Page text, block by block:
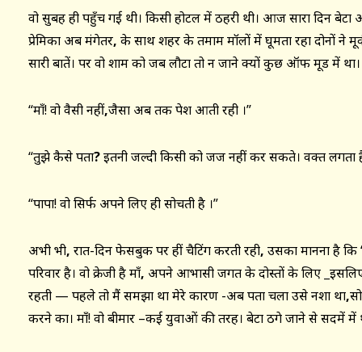
वो सुबह ही पहुँच गई थी। किसी होटल में ठहरी थी। आज सारा दिन बेटा
प्रेमिका अब मंगेतर, के साथ शहर के तमाम मॉलों में घूमता रहा दोनों ने
सारी बातें। पर वो शाम को जब लौटा तो न जाने क्यों कुछ ऑफ मूड में था।
“माँ! वो वैसी नहीं,जैसा अब तक पेश आती रही ।”
“तुझे कैसे पता?इतनी जल्दी किसी को जज नहीं कर सकते। वक्त लगता
“पापा! वो सिर्फ अपने लिए ही सोचती है ।”
अभी भी, रात-दिन फेसबुक पर हीं चैटिंग करती रही, उसका मानना है कि
परिवार है। वो क्रेजी है माँ, अपने आभासी जगत के दोस्तों के लिए
रहती — पहले तो मैं समझा था मेरे कारण -अब पता चला उसे नशा था,
करने का। माँ! वो बीमार –कई युवाओं की तरह। बेटा ठगे जाने से सदमें में